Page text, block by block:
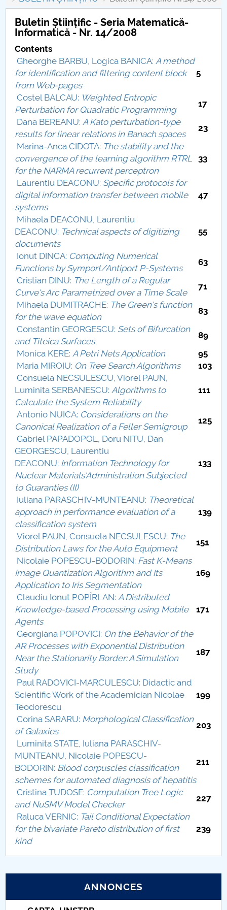
Nr. de telefon si adrese Facultăți
Informations sur l'admission
Români de pretutindeni - ADMITERE
Sénat universitaire
Facultés
STUDENTI CUP
Ghiduri pentru STUDENȚI
Relations publiques
Relations Internationales
PNRR
Proiect (PRIM STUD)
Proiect SU-ETIC
Protection des données personnelles
Université pour la communauté
Études doctorales
Comisie de etica unversitară
Evenimente CUP
Accesibilitate pentru studenții cu dizabilități
Raportul Conducerii Centrului Universitar Pitești
privind implementarea Planului Operațional 2020-
2024
Parteneri CUP
Centrul de Consiliere și Orientare în Carieră
Chestionar angajabilitate ALUMNI – UPB
CAR2026
MENIU CANTINA
Buletin Științific Nr.14/2008
Comitetul de redacție
Proces de recenzare
Rezumate Buletin științific
Buletin Științific - Seria Matematică-
Informatică - Nr. 14/2008
Contents
Gheorghe BARBU, Logica BANICA:A method
for identification and filtering content block
from Web-pages
5
Costel BALCAU: Weighted Entropic
Perturbation for Quadratic Programming
17
Dana BEREANU:A Kato perturbation-type
results for linear relations in Banach spaces
23
Marina-Anca CIDOTA: The stability and the
convergence of the learning algorithm RTRL
for the NARMA recurrent perceptron
33
Laurentiu DEACONU: Specific protocols for
digital information transfer between mobile
systems
47
Mihaela DEACONU, Laurentiu
DEACONU: Technical aspects of digitizing
documents
55
Ionut DINCA: Computing Numerical
Functions by Symport/Antiport P-Systems
63
Cristian DINU: The Length of a Regular
Curve's Arc Parametrized over a Time Scale
71
Mihaela DUMITRACHE: The Green's function
for the wave equation
83
Constantin GEORGESCU: Sets of Bifurcation
and Titeica Surfaces
89
Monica KERE:A Petri Nets Application
95
Maria MIROIU: On Tree Search Algorithms
103
Consuela NECSULESCU, Viorel PAUN,
Luminita SERBANESCU:Algorithms to
Calculate the System Reliability
111
Antonio NUICA: Considerations on the
Canonical Realization of a Feller Semigroup
125
Gabriel PAPADOPOL, Doru NITU, Dan
GEORGESCU, Laurentiu
DEACONU: Information Technology for
Nuclear Materials'Administration Subjected
to Guaranties (II)
133
Iuliana PARASCHIV-MUNTEANU: Theoretical
approach in performance evaluation of a
classification system
139
Viorel PAUN, Consuela NECSULESCU: The
Distribution Laws for the Auto Equipment
151
Nicolaie POPESCU-BODORIN: Fast K-Means
Image Quantization Algorithm and Its
Application to Iris Segmentation
169
Claudiu Ionut POPÎRLAN:A Distributed
Knowledge-based Processing using Mobile
Agents
171
Georgiana POPOVICI: On the Behavior of the
AR Processes with Exponential Distribution
Near the Stationarity Border: A Simulation
Study
187
Paul RADOVICI-MARCULESCU: Didactic and
Scientific Work of the Academician Nicolae
Teodorescu
199
Corina SARARU: Morphological Classification
of Galaxies
203
Luminita STATE, Iuliana PARASCHIV-
MUNTEANU, Nicolaie POPESCU-
BODORIN: Blood corpuscles classification
schemes for automated diagnosis of hepatitis
211
Cristina TUDOSE: Computation Tree Logic
and NuSMV Model Checker
227
Raluca VERNIC: Tail Conditional Expectation
for the bivariate Pareto distribution of first
kind
239
ANNONCES